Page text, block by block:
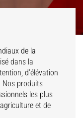
de la
dans la
d’élévation
Nos produits
les plus
et de